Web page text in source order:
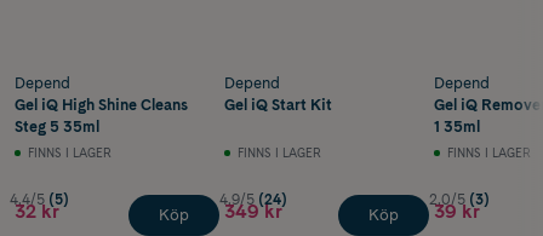
Depend
Gel iQ High Shine Cleans
Steg 5 35ml
FINNS I LAGER
4.4/5 (5)
32 kr Köp
Depend
Gel iQ Start Kit
FINNS I LAGER
4.9/5 (24)
349 kr Köp
Depend
Gel iQ
1 35ml
FINNS I LAGER
2.0/5 (3)
39 kr